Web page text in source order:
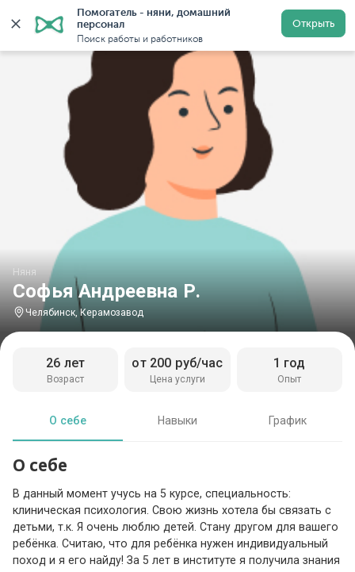
Помогатель - няни, домашний
персонал
Поиск работы и работников
Открыть
Главная Няни Няни в Челябинске Няни в
Софья Андреевна Р.
Няня
Челябинск, Керамозавод
Возраст
26 лет
Цена услуги
от 200 руб/час
Опыт
1 год
О себе Навыки График
О себе
В данный момент учусь на 5 курсе, специальность:
клиническая психология. Свою жизнь хотела бы связать с
детьми, т.к. Я очень люблю детей. Стану другом для вашего
ребёнка. Считаю, что для ребёнка нужен индивидуальный
поход и я его найду! За 5 лет в институте я получила знания